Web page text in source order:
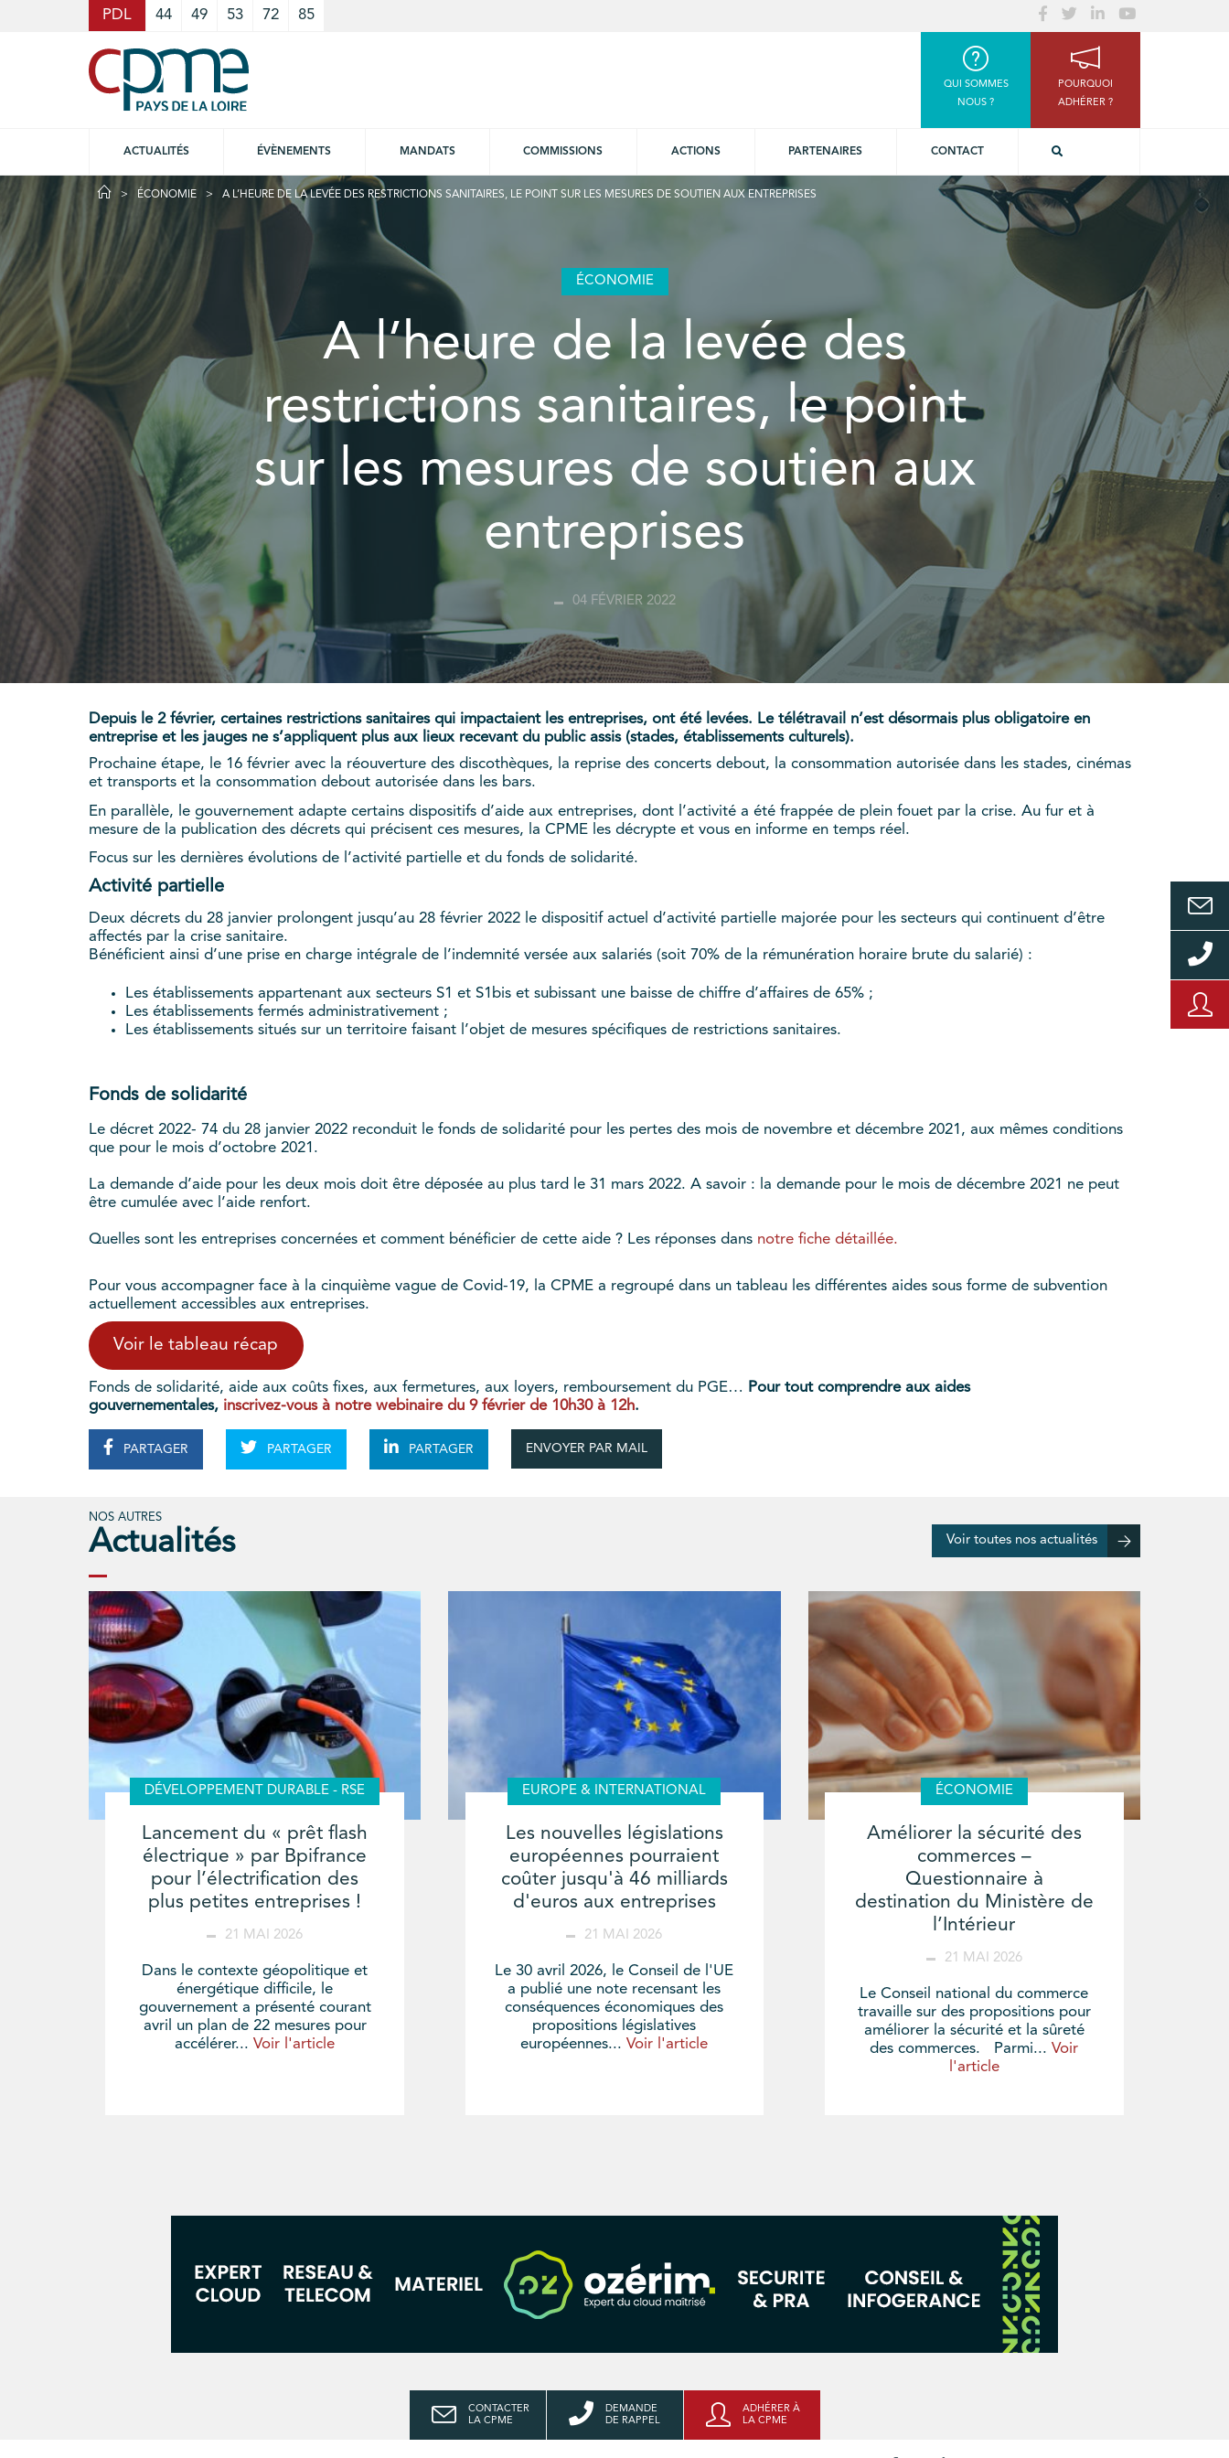
PDL 44 49 53 72 85
QUI SOMMES
NOUS ?
POURQUOI
ADHÉRER ?
ACTUALITÉS ÉVÈNEMENTS MANDATS COMMISSIONS ACTIONS PARTENAIRES CONTACT
ÉCONOMIE A L’HEURE DE LA LEVÉE DES RESTRICTIONS SANITAIRES, LE POINT SUR LES MESURES DE SOUTIEN AUX ENTREPRISES
ÉCONOMIE
A l’heure de la levée des
restrictions sanitaires, le point
sur les mesures de soutien aux
entreprises
04 FÉVRIER 2022
Depuis le 2 février, certaines restrictions sanitaires qui impactaient les entreprises, ont été levées. Le télétravail n’est désormais plus obligatoire en
entreprise et les jauges ne s’appliquent plus aux lieux recevant du public assis (stades, établissements culturels).
Prochaine étape, le 16 février avec la réouverture des discothèques, la reprise des concerts debout, la consommation autorisée dans les stades, cinémas
et transports et la consommation debout autorisée dans les bars.
En parallèle, le gouvernement adapte certains dispositifs d’aide aux entreprises, dont l’activité a été frappée de plein fouet par la crise. Au fur et à
mesure de la publication des décrets qui précisent ces mesures, la CPME les décrypte et vous en informe en temps réel.
Focus sur les dernières évolutions de l’activité partielle et du fonds de solidarité.
Activité partielle
Deux décrets du 28 janvier prolongent jusqu’au 28 février 2022 le dispositif actuel d’activité partielle majorée pour les secteurs qui continuent d’être
affectés par la crise sanitaire.
Bénéficient ainsi d’une prise en charge intégrale de l’indemnité versée aux salariés (soit 70% de la rémunération horaire brute du salarié) :
Les établissements appartenant aux secteurs S1 et S1bis et subissant une baisse de chiffre d’affaires de 65% ;
Les établissements fermés administrativement ;
Les établissements situés sur un territoire faisant l’objet de mesures spécifiques de restrictions sanitaires.
Fonds de solidarité
Le décret 2022- 74 du 28 janvier 2022 reconduit le fonds de solidarité pour les pertes des mois de novembre et décembre 2021, aux mêmes conditions
que pour le mois d’octobre 2021.
La demande d’aide pour les deux mois doit être déposée au plus tard le 31 mars 2022. A savoir : la demande pour le mois de décembre 2021 ne peut
être cumulée avec l’aide renfort.
Quelles sont les entreprises concernées et comment bénéficier de cette aide ? Les réponses dans notre fiche détaillée.
Pour vous accompagner face à la cinquième vague de Covid-19, la CPME a regroupé dans un tableau les différentes aides sous forme de subvention
actuellement accessibles aux entreprises.
Voir le tableau récap
Fonds de solidarité, aide aux coûts fixes, aux fermetures, aux loyers, remboursement du PGE… Pour tout comprendre aux aides
gouvernementales, inscrivez-vous à notre webinaire du 9 février de 10h30 à 12h.
PARTAGER PARTAGER PARTAGER ENVOYER PAR MAIL
NOS AUTRES
Actualités Voir toutes nos actualités
DÉVELOPPEMENT DURABLE - RSE
Lancement du « prêt flash
électrique » par Bpifrance
pour l’électrification des
plus petites entreprises !
21 MAI 2026
Dans le contexte géopolitique et
énergétique difficile, le
gouvernement a présenté courant
avril un plan de 22 mesures pour
accélérer...Voir l'article
EUROPE & INTERNATIONAL
Les nouvelles législations
européennes pourraient
coûter jusqu'à 46 milliards
d'euros aux entreprises
21 MAI 2026
Le 30 avril 2026, le Conseil de l'UE
a publié une note recensant les
conséquences économiques des
propositions législatives
européennes...Voir l'article
ÉCONOMIE
Améliorer la sécurité des
commerces –
Questionnaire à
destination du Ministère de
l’Intérieur
21 MAI 2026
Le Conseil national du commerce
travaille sur des propositions pour
améliorer la sécurité et la sûreté
des commerces. Parmi...Voir
l'article
CONTACTER
LA CPME
DEMANDE
DE RAPPEL
ADHÉRER À
LA CPME
Cookies management panel